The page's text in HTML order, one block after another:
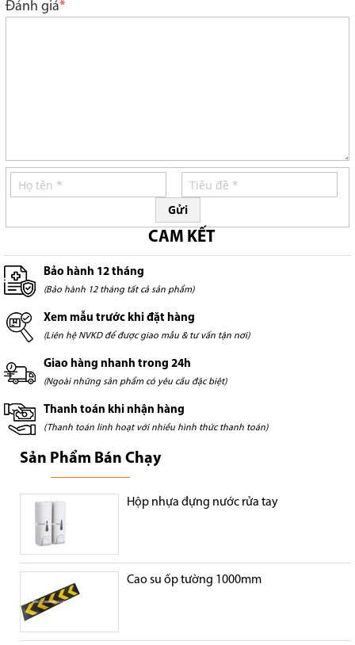
Đánh giá
Gửi
CAM KẾT
Bảo hành 12 tháng
(Bảo hành 12 tháng tất cả sản phẩm)
Xem mẫu trước khi đặt hàng
(Liên hệ NVKD để được giao mẫu & tư vấn tận nơi)
Giao hàng nhanh trong 24h
(Ngoài những sản phẩm có yêu cầu đặc biệt)
Thanh toán khi nhận hàng
(Thanh toán linh hoạt với nhiều hình thức thanh toán)
Sản Phẩm Bán Chạy
Hộp nhựa đựng nước rửa tay
Cao su ốp tường 1000mm